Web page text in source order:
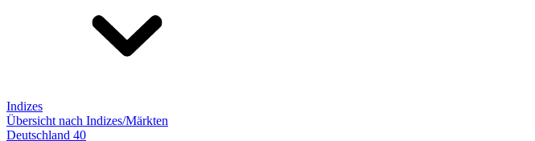
Indizes
Übersicht nach Indizes/Märkten
Deutschland 40